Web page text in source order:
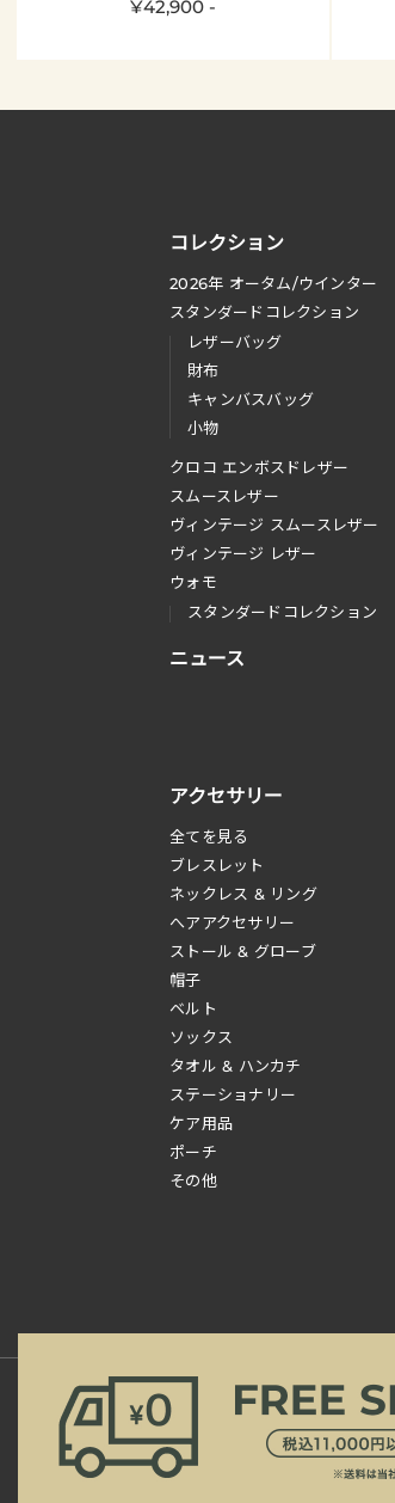
¥42,900 -
コレクション
2026年 オータム/ウインター
スタンダードコレクション
レザーバッグ
財布
キャンバスバッグ
小物
クロコ エンボスドレザー
スムースレザー
ヴィンテージ スムースレザー
ヴィンテージ レザー
ウォモ
スタンダードコレクション
ニュース
アクセサリー
全てを見る
ブレスレット
ネックレス & リング
へアアクセサリー
ストール & グローブ
帽子
ベルト
ソックス
タオル & ハンカチ
ステーショナリー
ケア用品
ポーチ
その他
新規会員登録 ご利用規約